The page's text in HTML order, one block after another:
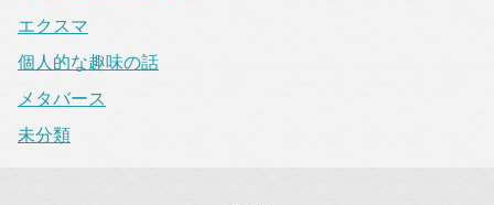
エクスマ
個人的な趣味の話
メタバース
未分類